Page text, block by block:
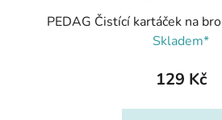
PEDAG Čistící kartáček na
Skladem*
129 Kč